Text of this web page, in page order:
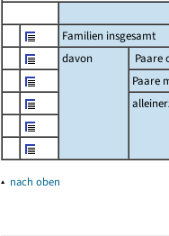
Familien insgesamt
davon
Paare
Paare
▴ nach oben